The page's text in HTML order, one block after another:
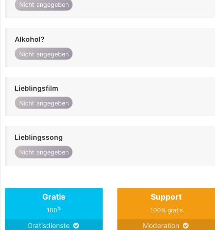
Nicht angegeben
Alkohol?
Nicht angegeben
Lieblingsfilm
Nicht angegeben
Lieblingssong
Nicht angegeben
Gratis
100%
Gratisdienste
Support
100% gratis
Moderation